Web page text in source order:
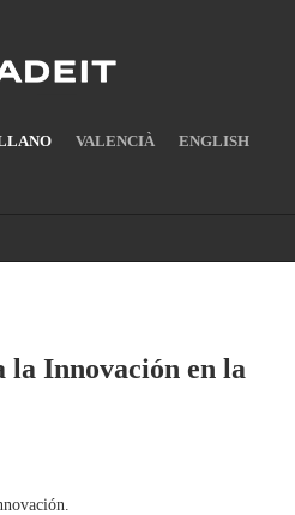
VALENCIÀ ENGLISH
Innovación en la